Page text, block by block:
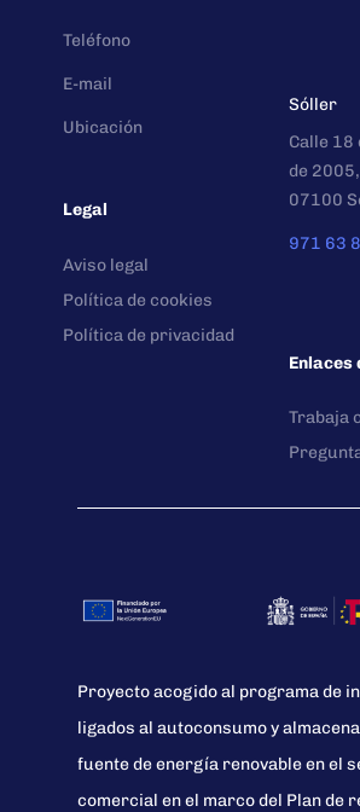
Teléfono
E-mail
Ubicación
Legal
Aviso legal
Política de cookies
Política de privacidad
Sóller
Calle 18
de
07100
971 63
Enlaces
Trabaja
Proyecto acogido al programa de
ligados al autoconsumo y
fuente de energía renovable en el
comercial en el marco del Plan de